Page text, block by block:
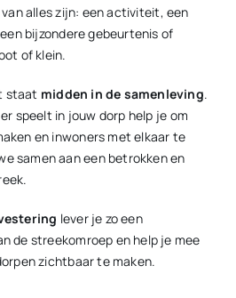
alles zijn: een activiteit, een
bijzondere gebeurtenis of
of klein.
staat midden in de samenleving.
speelt in jouw dorp help je om
en inwoners met elkaar te
samen aan een betrokken en
lever je zo een
de streekomroep en help je mee
zichtbaar te maken.